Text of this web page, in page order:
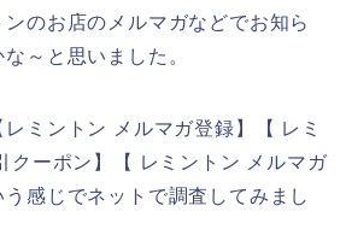
のお店のメルマガなどでお知ら
～と思いました。
ミントン メルマガ登録】【 レミ
クーポン】【 レミントン メルマガ
感じでネットで調査してみまし